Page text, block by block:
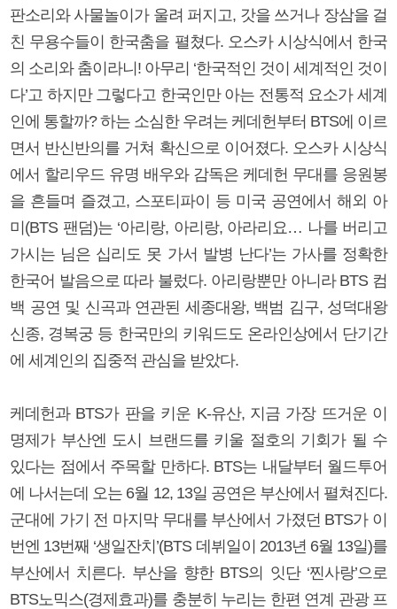
판소리와 사물놀이가 울려 퍼지고, 갓을 쓰거나 장삼을 걸
친 무용수들이 한국춤을 펼쳤다. 오스카 시상식에서 한국
의 소리와 춤이라니! 아무리 ‘한국적인 것이 세계적인 것이
다’고 하지만 그렇다고 한국인만 아는 전통적 요소가 세계
인에 통할까? 하는 소심한 우려는 케데헌부터 BTS에 이르
면서 반신반의를 거쳐 확신으로 이어졌다. 오스카 시상식
에서 할리우드 유명 배우와 감독은 케데헌 무대를 응원봉
을 흔들며 즐겼고, 스포티파이 등 미국 공연에서 해외 아
미(BTS 팬덤)는 ‘아리랑, 아리랑, 아라리요… 나를 버리고
가시는 님은 십리도 못 가서 발병 난다’는 가사를 정확한
한국어 발음으로 따라 불렀다. 아리랑뿐만 아니라 BTS 컴
백 공연 및 신곡과 연관된 세종대왕, 백범 김구, 성덕대왕
신종, 경복궁 등 한국만의 키워드도 온라인상에서 단기간
에 세계인의 집중적 관심을 받았다.
케데헌과 BTS가 판을 키운 K-유산, 지금 가장 뜨거운 이
명제가 부산엔 도시 브랜드를 키울 절호의 기회가 될 수
있다는 점에서 주목할 만하다. BTS는 내달부터 월드투어
에 나서는데 오는 6월 12, 13일 공연은 부산에서 펼쳐진다.
군대에 가기 전 마지막 무대를 부산에서 가졌던 BTS가 이
번엔 13번째 ‘생일잔치’(BTS 데뷔일이 2013년 6월 13일)를
부산에서 치른다. 부산을 향한 BTS의 잇단 ‘찐사랑’으로
BTS노믹스(경제효과)를 충분히 누리는 한편 연계 관광 프